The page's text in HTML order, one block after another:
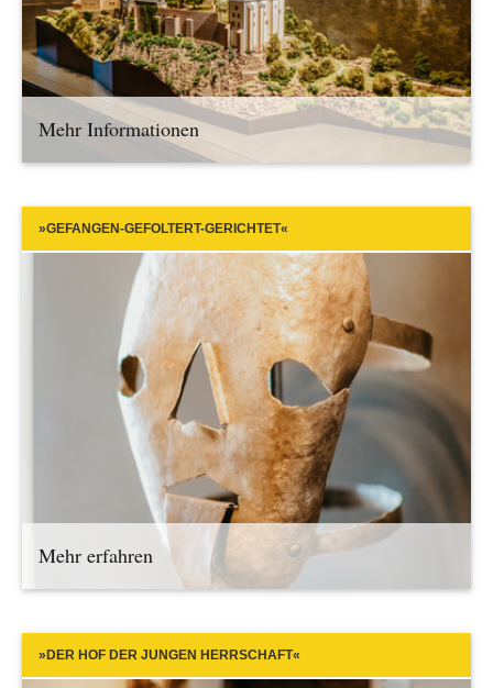
Mehr Informationen
»GEFANGEN-GEFOLTERT-GERICHTET«
Mehr erfahren
»DER HOF DER JUNGEN HERRSCHAFT«